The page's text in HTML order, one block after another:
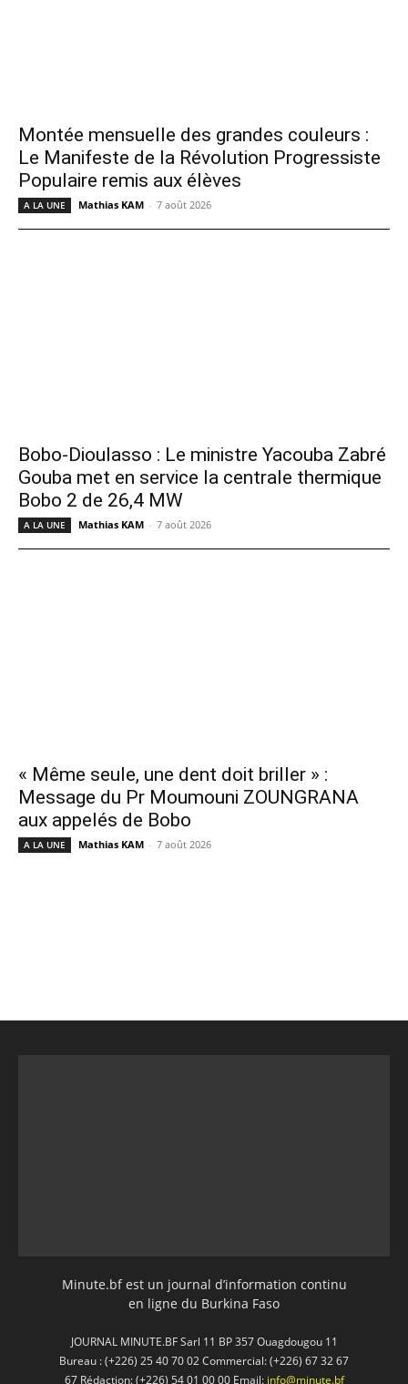
Montée mensuelle des grandes couleurs :
Le Manifeste de la Révolution Progressiste
Populaire remis aux élèves
A LA UNE Mathias KAM - 7 août 2026
Bobo-Dioulasso : Le ministre Yacouba Zabré
Gouba met en service la centrale thermique
Bobo 2 de 26,4 MW
A LA UNE Mathias KAM - 7 août 2026
« Même seule, une dent doit briller » :
Message du Pr Moumouni ZOUNGRANA
aux appelés de Bobo
A LA UNE Mathias KAM - 7 août 2026
Minute.bf est un journal d’information continu
en ligne du Burkina Faso
JOURNAL MINUTE.BF Sarl 11 BP 357 Ouagdougou 11
Bureau : (+226) 25 40 70 02 Commercial: (+226) 67 32 67
67 Rédaction: (+226) 54 01 00 00 Email: info@minute.bf